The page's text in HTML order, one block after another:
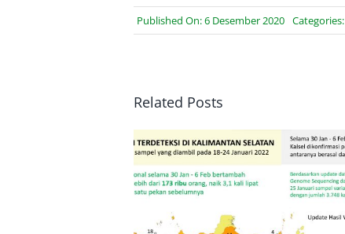
Published On: 6 Desember 2020 Categories:
Related Posts